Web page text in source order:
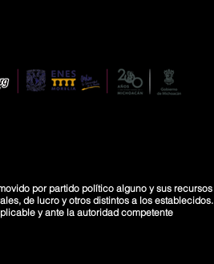
por partido político alguno y sus recursos
de lucro y otros distintos a los establecidos.
y ante la autoridad competente